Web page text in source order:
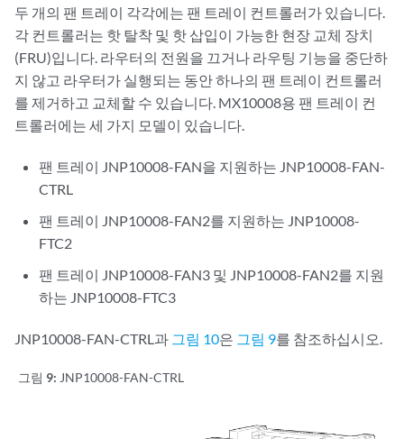
두 개의 팬 트레이 각각에는 팬 트레이 컨트롤러가 있습니다.
각 컨트롤러는 핫 탈착 및 핫 삽입이 가능한 현장 교체 장치
(FRU)입니다. 라우터의 전원을 끄거나 라우팅 기능을 중단하
지 않고 라우터가 실행되는 동안 하나의 팬 트레이 컨트롤러
를 제거하고 교체할 수 있습니다. MX10008용 팬 트레이 컨
트롤러에는 세 가지 모델이 있습니다.
팬 트레이 JNP10008-FAN을 지원하는 JNP10008-FAN-
CTRL
팬 트레이 JNP10008-FAN2를 지원하는 JNP10008-
FTC2
팬 트레이 JNP10008-FAN3 및 JNP10008-FAN2를 지원
하는 JNP10008-FTC3
JNP10008-FAN-CTRL과 그림 10은 그림 9를 참조하십시오.
그림 9: JNP10008-FAN-CTRL